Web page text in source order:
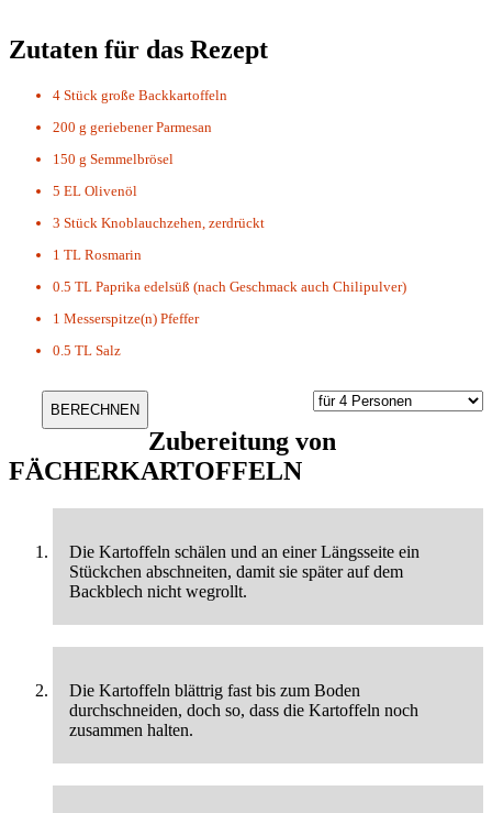
Zutaten für das Rezept
4 Stück große Backkartoffeln
200 g geriebener Parmesan
150 g Semmelbrösel
5 EL Olivenöl
3 Stück Knoblauchzehen, zerdrückt
1 TL Rosmarin
0.5 TL Paprika edelsüß (nach Geschmack auch Chilipulver)
1 Messerspitze(n) Pfeffer
0.5 TL Salz
Zubereitung von
FÄCHERKARTOFFELN
Die Kartoffeln schälen und an einer Längsseite ein
Stückchen abschneiten, damit sie später auf dem
Backblech nicht wegrollt.
Die Kartoffeln blättrig fast bis zum Boden
durchschneiden, doch so, dass die Kartoffeln noch
zusammen halten.